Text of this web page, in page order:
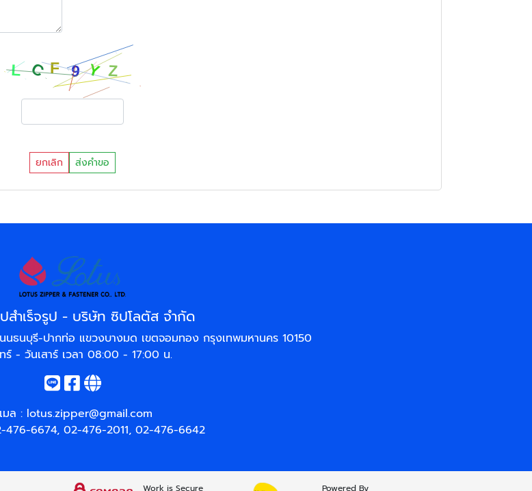
ยกเลิก ส่งคำขอ
สำเร็จรูป - บริษัท ซิปโลตัส จำกัด
ธนบุรี-ปากท่อ แขวงบางมด เขตจอมทอง กรุงเทพมหานคร 10150
ร์ - วันเสาร์ เวลา 08:00 - 17:00 น.
มล : lotus.zipper@gmail.com
476-6674, 02-476-2011, 02-476-6642
Work is Secure Powered By